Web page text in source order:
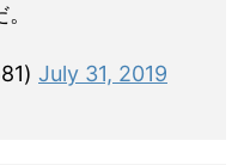
July 31, 2019